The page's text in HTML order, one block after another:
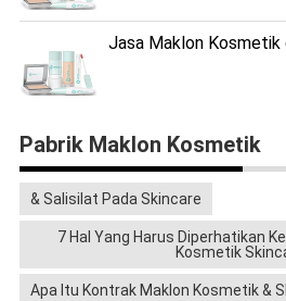
Jasa Maklon Kosmetik
Pabrik Maklon Kosmetik
& Salisilat Pada Skincare
7 Hal Yang Harus Diperhatikan
Kosmetik
Apa Itu Kontrak Maklon Kosmetik &